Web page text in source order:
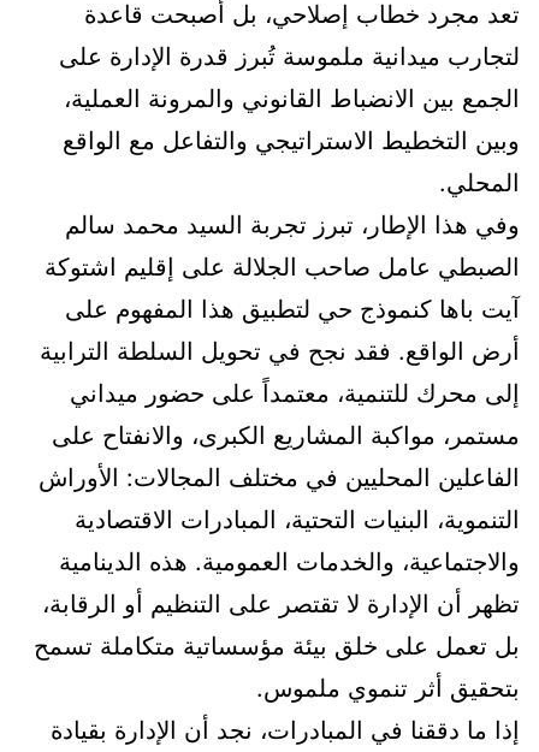
تعد مجرد خطاب إصلاحي، بل أصبحت قاعدة
لتجارب ميدانية ملموسة تُبرز قدرة الإدارة على
الجمع بين الانضباط القانوني والمرونة العملية،
وبين التخطيط الاستراتيجي والتفاعل مع الواقع
المحلي.
وفي هذا الإطار، تبرز تجربة السيد محمد سالم
الصبطي عامل صاحب الجلالة على إقليم اشتوكة
آيت باها كنموذج حي لتطبيق هذا المفهوم على
أرض الواقع. فقد نجح في تحويل السلطة الترابية
إلى محرك للتنمية، معتمداً على حضور ميداني
مستمر، مواكبة المشاريع الكبرى، والانفتاح على
الفاعلين المحليين في مختلف المجالات: الأوراش
التنموية، البنيات التحتية، المبادرات الاقتصادية
والاجتماعية، والخدمات العمومية. هذه الدينامية
تظهر أن الإدارة لا تقتصر على التنظيم أو الرقابة،
بل تعمل على خلق بيئة مؤسساتية متكاملة تسمح
بتحقيق أثر تنموي ملموس.
إذا ما دققنا في المبادرات، نجد أن الإدارة بقيادة